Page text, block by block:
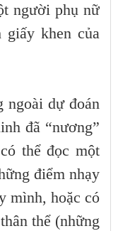
người phụ nữ
giấy khen của
dự đoán
đã “nương”
thể đọc một
điểm nhạy
mình, hoặc có
thể (những